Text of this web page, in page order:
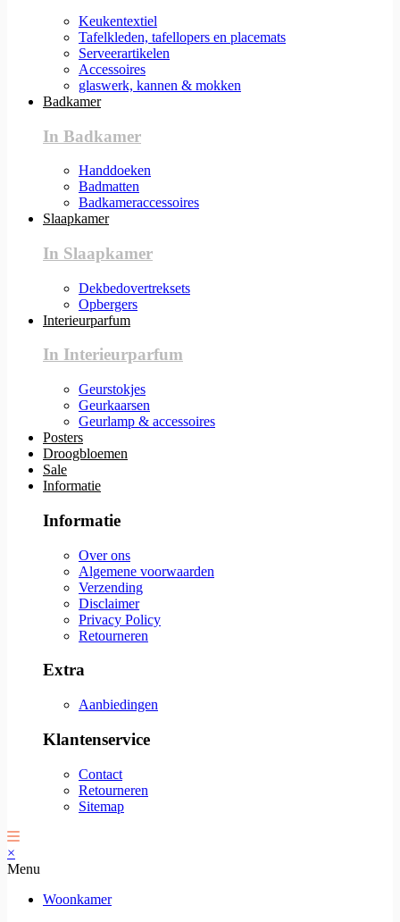
Keukentextiel
Tafelkleden, tafellopers en placemats
Serveerartikelen
Accessoires
glaswerk, kannen & mokken
Badkamer
In Badkamer
Handdoeken
Badmatten
Badkameraccessoires
Slaapkamer
In Slaapkamer
Dekbedovertreksets
Opbergers
Interieurparfum
In Interieurparfum
Geurstokjes
Geurkaarsen
Geurlamp & accessoires
Posters
Droogbloemen
Sale
Informatie
Informatie
Over ons
Algemene voorwaarden
Verzending
Disclaimer
Privacy Policy
Retourneren
Extra
Aanbiedingen
Klantenservice
Contact
Retourneren
Sitemap
×
Menu
Woonkamer